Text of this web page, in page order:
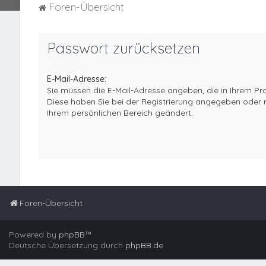
Foren-Übersicht
Passwort zurücksetzen
E-Mail-Adresse:
Sie müssen die E-Mail-Adresse angeben, die in Ihrem
Diese haben Sie bei der Registrierung angegeben oder
Ihrem persönlichen Bereich geändert.
Foren-Übersicht
Powered by phpBB™
Deutsche Übersetzung durch phpBB.de